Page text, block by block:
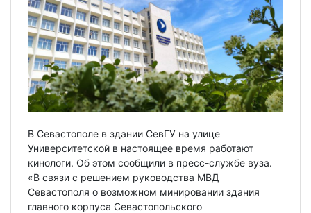
В Севастополе в здании СевГУ на улице
Университетской в настоящее время работают
кинологи. Об этом сообщили в пресс-службе вуза.
«В связи с решением руководства МВД
Севастополя о возможном минировании здания
главного корпуса Севастопольского